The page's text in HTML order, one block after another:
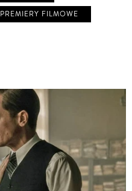
PREMIERY FILMOWE